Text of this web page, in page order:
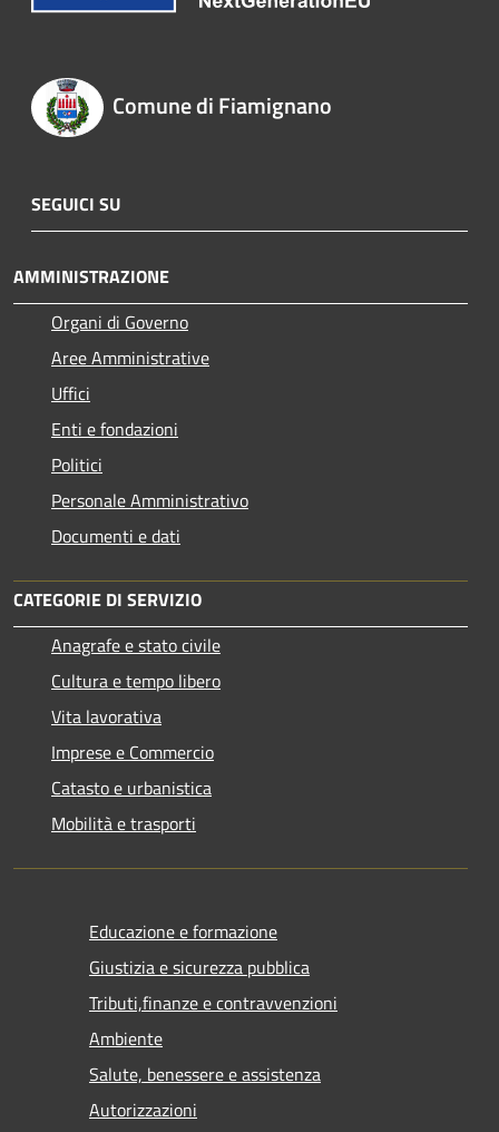
Comune di Fiamignano
SEGUICI SU
AMMINISTRAZIONE
Organi di Governo
Aree Amministrative
Uffici
Enti e fondazioni
Politici
Personale Amministrativo
Documenti e dati
CATEGORIE DI SERVIZIO
Anagrafe e stato civile
Cultura e tempo libero
Vita lavorativa
Imprese e Commercio
Catasto e urbanistica
Mobilità e trasporti
Educazione e formazione
Giustizia e sicurezza pubblica
Tributi,finanze e contravvenzioni
Ambiente
Salute, benessere e assistenza
Autorizzazioni